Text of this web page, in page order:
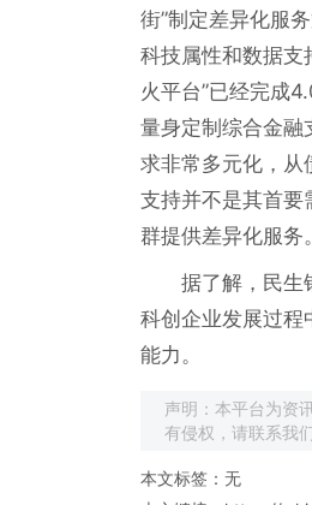
街”制定差异化服
科技属性和数据支
火平台”已经完成
量身定制综合金融
求非常多元化，从
支持并不是其首要
群提供差异化服务。
据了解，民生
科创企业发展过程
能力。
声明：本平台为资
有侵权，请联系我
本文标签：无